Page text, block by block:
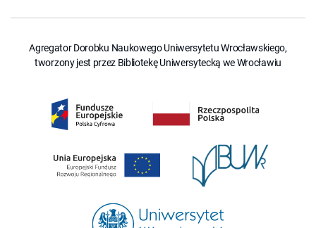
Agregator Dorobku Naukowego Uniwersytetu Wrocławskiego,
tworzony jest przez Bibliotekę Uniwersytecką we Wrocławiu